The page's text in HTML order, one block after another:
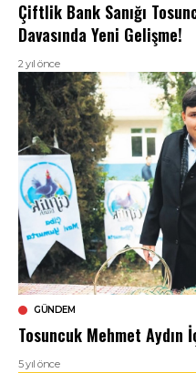
Çiftlik Bank Sanığı
Davasında Yeni Gelişme!
2 yıl önce
GÜNDEM
Tosuncuk Mehmet
5 yıl önce